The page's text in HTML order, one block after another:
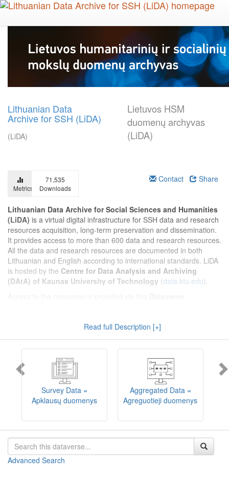
Skip
main
Lithuanian Data
Archive for SSH (LiDA)
(LiDA)
Lietuvos HSM
duomenų archyvas
(LiDA)
Metrics
71,535
Downloads
Contact Share
Lithuanian Data Archive for Social Sciences and Humanities
(LiDA) is a virtual digital infrastructure for SSH data and research
resources acquisition, long-term preservation and dissemination.
It provides access to more than 600 data and research resources.
All the data and research resources are documented in both
Lithuanian and English according to international standards. LiDA
is hosted by the Centre for Data Analysis and Archiving
(DAtA) of Kaunas University of Technology (data.ktu.edu).
implemented). LiDA curates different types of resources and they
are published into catalogues according to the type:Survey Data,
Interview Data,Aggregated Data
(including Historical Statistics),
, andEncoded Data
(including News Media Studies).
Also, LiDA holds collections of data produced in large national
projets (
Large Project Data
) as well as social sciences and
humanities data deposited by Lithuanian science and higher
education institutions and Lithuanian governmental institutions
Depositors interested in deposit of their data into the LiDA
Lietuvos humanitarinių ir socialinių mokslų duomenų
Read full Description [+]
Survey Data =
Apklausų duomenys
Aggregated Data =
Agreguotieji duomenys
Advanced Search